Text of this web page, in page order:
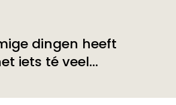
dingen heeft
iets té veel...